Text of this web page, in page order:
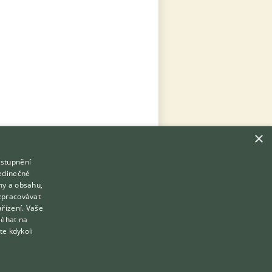
×
a obsahu,
Vaše
na
kdykoli